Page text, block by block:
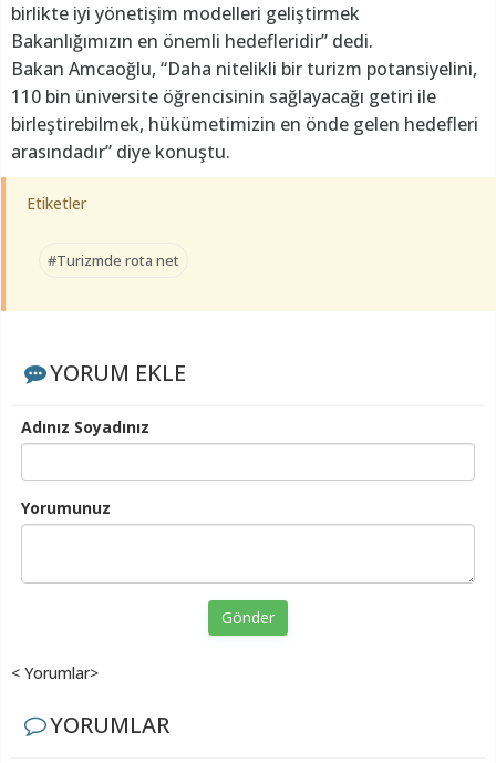
birlikte iyi yönetişim modelleri geliştirmek
Bakanlığımızın en önemli hedefleridir” dedi.
Bakan Amcaoğlu, “Daha nitelikli bir turizm potansiyelini,
110 bin üniversite öğrencisinin sağlayacağı getiri ile
birleştirebilmek, hükümetimizin en önde gelen hedefleri
arasındadır” diye konuştu.
Etiketler
#Turizmde rota net
YORUM EKLE
Adınız Soyadınız
Yorumunuz
Gönder
< Yorumlar>
YORUMLAR